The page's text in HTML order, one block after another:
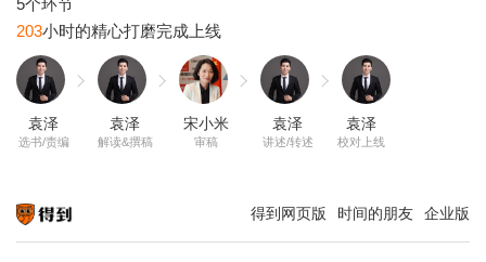
203
袁泽
选书/责编
袁泽
解读&撰稿
宋小米
审稿
袁泽
讲述/转述
袁泽
校对上线
得到网页版 时间的朋友 企业版